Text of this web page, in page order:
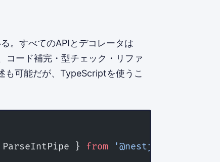
。すべてのAPIとデコレータは
ード補完・型チェック・リファ
も可能だが、TypeScriptを使うこ
} from '@nestjs/common'